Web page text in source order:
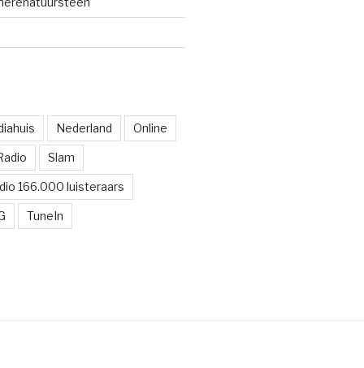
Nederland Online
Slam
166.000 luisteraars
TuneIn